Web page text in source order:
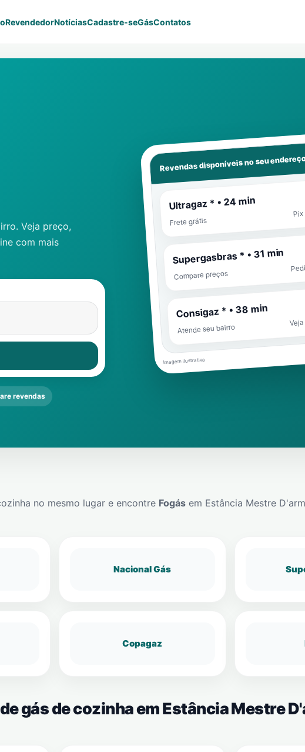
RevendedorNotíciasCadastre-seGásContatos
Veja preço,
com mais
revendas
Revendas disponíveis no seu
Ultragaz * • 24 min
Frete grátis
Supergasbras * • 31 min
Compare preços
Consigaz * • 38 min
Atende seu bairro
Imagem ilustrativa
no mesmo lugar e encontre Fogás em Estância Mestre
Nacional Gás
Copagaz
gás de cozinha em Estância Mestre